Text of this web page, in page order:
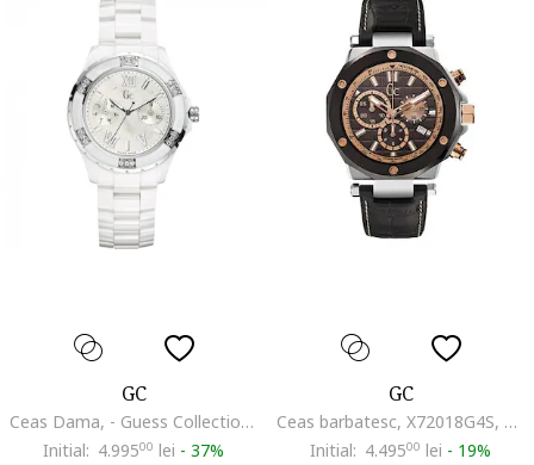
GC
Ceas Dama, - Guess Collection, Sport Class 813039745, Gri
Initial: 4.99500 lei - 37%
GC
Ceas barbatesc, X72018G4S, Argintiu
Initial: 4.49500 lei - 19%